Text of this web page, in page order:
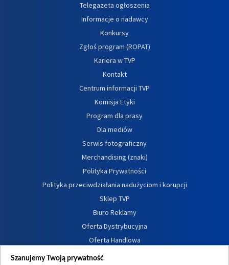
Telegazeta ogłoszenia
Informacje o nadawcy
Konkursy
Zgłoś program (ROPAT)
Kariera w TVP
Kontakt
Centrum informacji TVP
Komisja Etyki
Program dla prasy
Dla mediów
Serwis fotograficzny
Merchandising (znaki)
Polityka Prywatności
Polityka przeciwdziałania nadużyciom i korupcji
Sklep TVP
Biuro Reklamy
Oferta Dystrybucyjna
Oferta Handlowa
Dostępność
Szanujemy Twoją prywatność